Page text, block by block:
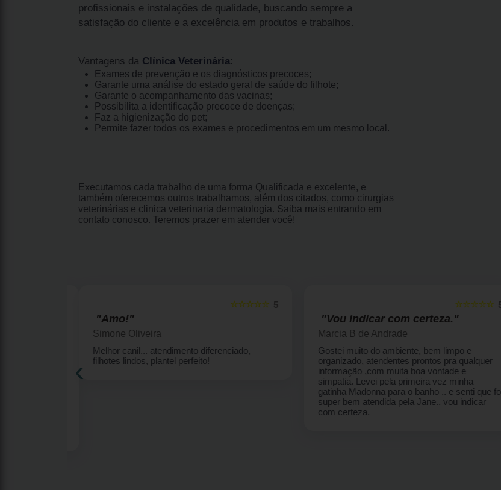
profissionais e instalações de qualidade, buscando sempre a
satisfação do cliente e a excelência em produtos e trabalhos.
Vantagens da Clínica Veterinária:
Exames de prevenção e os diagnósticos precoces;
Garante uma análise do estado geral de saúde do filhote;
Garante o acompanhamento das vacinas;
Possibilita a identificação precoce de doenças;
Faz a higienização do pet;
Permite fazer todos os exames e procedimentos em um mesmo local.
Executamos cada trabalho de uma forma Qualificada e excelente, e
também oferecemos outros trabalhamos, além dos citados, como cirurgias
veterinárias e clinica veterinaria dermatologia. Saiba mais entrando em
contato conosco. Teremos prazer em atender você!
5
☆☆☆☆☆
"Amo!"
Simone Oliveira
Melhor canil... atendimento diferenciado,
filhotes lindos, plantel perfeito!
5
☆☆☆☆☆
"Vou indicar com certeza."
Marcia B de Andrade
Gostei muito do ambiente, bem limpo e
organizado, atendentes prontos pra qualquer
informação ,com muita boa vontade e
simpatia. Levei pela primeira vez minha
gatinha Madonna para o banho .. e senti que foi
super bem atendida pela Jane.. vou indicar
com certeza.
‹